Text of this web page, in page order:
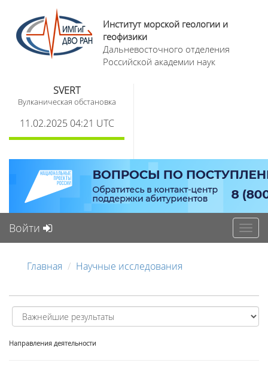
Институт морской геологии и
геофизики
Дальневосточного отделения
Российской академии наук
SVERT
Вулканическая обстановка
11.02.2025 04:21 UTC
Войти
Главная Научные исследования
Направления деятельности